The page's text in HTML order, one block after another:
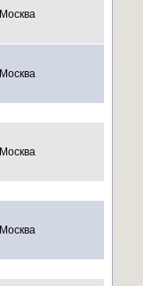
Москва
Москва
Москва
Москва